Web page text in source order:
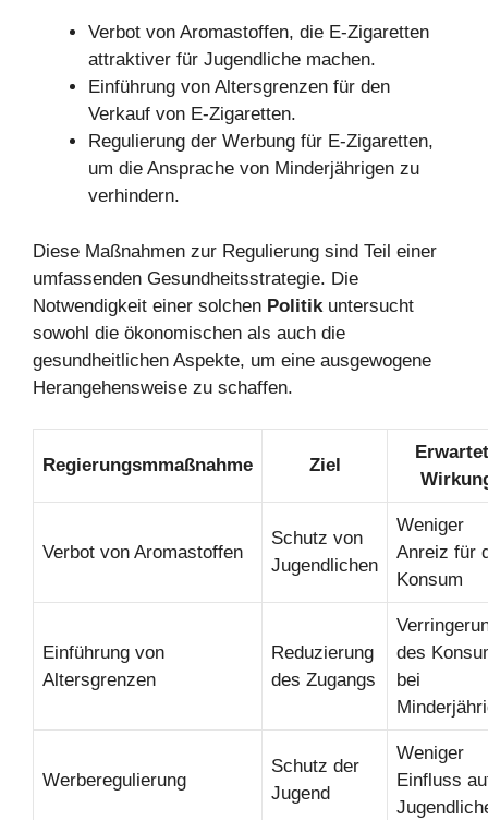
Verbot von Aromastoffen, die E-Zigaretten
attraktiver für Jugendliche machen.
Einführung von Altersgrenzen für den
Verkauf von E-Zigaretten.
Regulierung der Werbung für E-Zigaretten,
um die Ansprache von Minderjährigen zu
verhindern.
Diese Maßnahmen zur Regulierung sind Teil einer
umfassenden Gesundheitsstrategie. Die
Notwendigkeit einer solchen Politikuntersucht
sowohl die ökonomischen als auch die
gesundheitlichen Aspekte, um eine ausgewogene
Herangehensweise zu schaffen.
Regierungsmmaßnahme Ziel
Verbot von Aromastoffen
Schutz von
Jugendlichen
Weniger
Anreiz für
Konsum
Einführung von
Altersgrenzen
Reduzierung
des Zugangs
des
bei
Werberegulierung
Schutz der
Jugend
Weniger
Einfluss